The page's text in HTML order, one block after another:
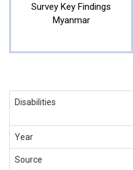
Survey Key Findings
Myanmar
Disabilities
Year
Source